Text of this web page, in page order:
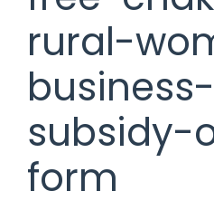
rural-
business-
subsidy-
form